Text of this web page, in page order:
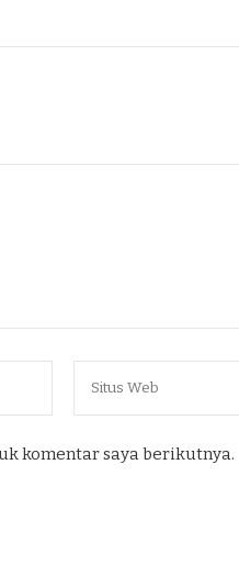
komentar saya berikutnya.